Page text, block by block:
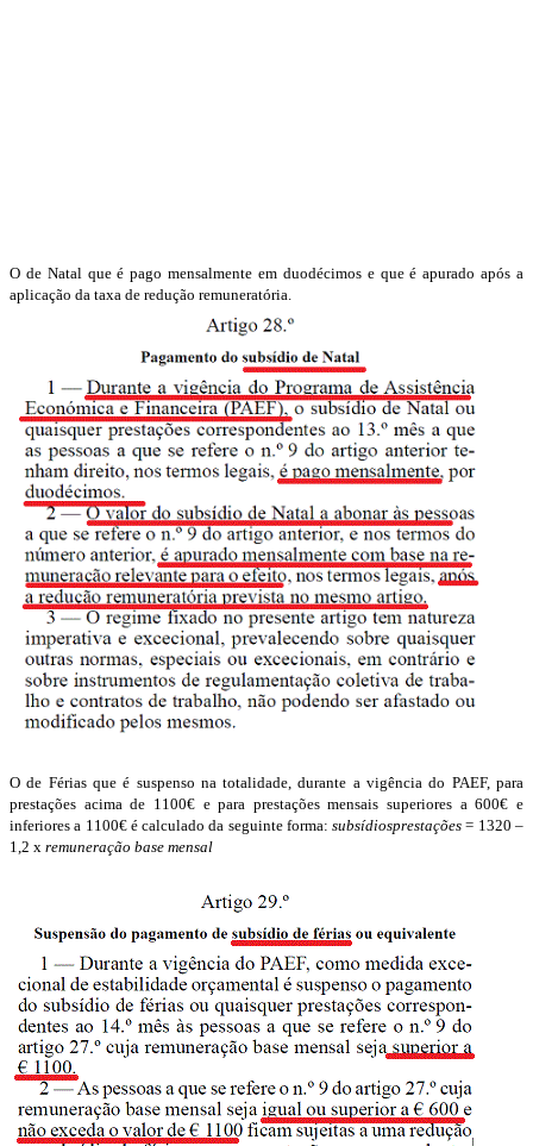
O de Natal que é pago mensalmente em duodécimos e que é apurado após a
aplicação da taxa de redução remuneratória.
O de Férias que é suspenso na totalidade, durante a vigência do PAEF, para
prestações acima de 1100€ e para prestações mensais superiores a 600€ e
inferiores a 1100€ é calculado da seguinte forma: subsídiosprestações = 1320 –
1,2 x remuneração base mensal